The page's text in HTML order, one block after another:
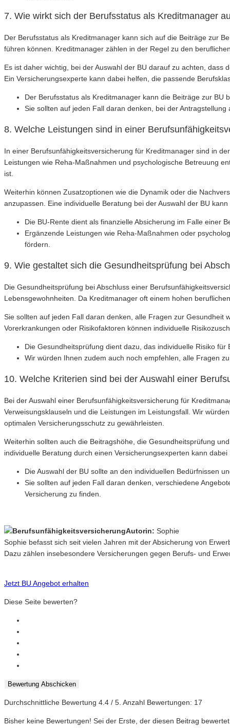
7. Wie wirkt sich der Berufsstatus als Kreditmanager
Der Berufsstatus als Kreditmanager kann sich auf die Beiträge zur
führen können. Kreditmanager zählen in der Regel zu den
Es ist daher wichtig, bei der Auswahl der BU darauf zu achten,
Ein Versicherungsexperte kann dabei helfen, die passende
Der Berufsstatus als Kreditmanager kann die Beiträge zur
Sie sollten auf jeden Fall daran denken, bei der
8. Welche Leistungen sind in einer
In einer Berufsunfähigkeitsversicherung für Kreditmanager sind in
Leistungen wie Reha-Maßnahmen und psychologische Betreuung
ist.
Weiterhin können Zusatzoptionen wie die Dynamik oder die
anzupassen. Eine individuelle Beratung bei der Auswahl der BU
Die BU-Rente dient als finanzielle Absicherung im Falle einer
Ergänzende Leistungen wie Reha-Maßnahmen oder
fördern.
9. Wie gestaltet sich die Gesundheitsprüfung bei
Die Gesundheitsprüfung bei Abschluss einer
Lebensgewohnheiten. Da Kreditmanager oft einem hohen
Sie sollten auf jeden Fall daran denken, alle Fragen zur
Vorerkrankungen oder Risikofaktoren können individuelle
Die Gesundheitsprüfung dient dazu, das individuelle Risiko
Wir würden Ihnen zudem auch noch empfehlen, alle Fragen
10. Welche Kriterien sind bei der Auswahl einer
Bei der Auswahl einer Berufsunfähigkeitsversicherung für
Verweisungsklauseln und die Leistungen im Leistungsfall. Wir
optimalen Versicherungsschutz zu gewährleisten.
Weiterhin sollten auch die Beitragshöhe, die Gesundheitsprüfung
individuelle Beratung durch einen Versicherungsexperten kann
Die Auswahl der BU sollte an den individuellen Bedürfnissen
Sie sollten auf jeden Fall daran denken, verschiedene
Versicherung zu finden.
Autorin: Sophie
Sophie befasst sich seit vielen Jahren mit der Absicherung von
Dazu zählen insebesondere Versicherungen gegen Berufs- und
Jetzt BU Angebot erhalten
Diese Seite bewerten?
Bewertung Abschicken
Durchschnittliche Bewertung 4.4 / 5. Anzahl Bewertungen: 17
Bisher keine Bewertungen! Sei der Erste, der diesen Beitrag